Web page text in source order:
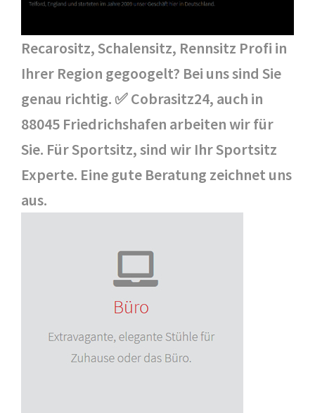
Recarositz, Schalensitz, Rennsitz Profi in
Ihrer Region gegoogelt? Bei uns sind Sie
genau richtig. ✅ Cobrasitz24, auch in
88045 Friedrichshafen arbeiten wir für
Sie. Für Sportsitz, sind wir Ihr Sportsitz
Experte. Eine gute Beratung zeichnet uns
aus.